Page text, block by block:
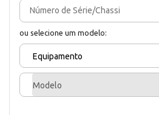
ou selecione um modelo:
Equipamento
Modelo